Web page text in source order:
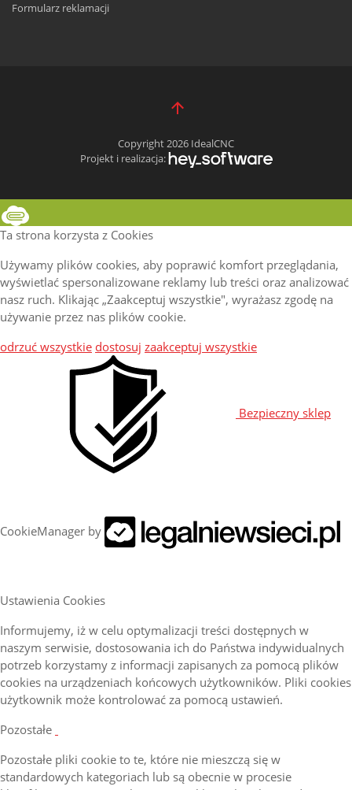
Formularz reklamacji
Copyright 2026 IdealCNC
Projekt i realizacja:
Ta strona korzysta z Cookies
Używamy plików cookies, aby poprawić komfort przeglądania,
wyświetlać spersonalizowane reklamy lub treści oraz analizować
nasz ruch. Klikając „Zaakceptuj wszystkie", wyrażasz zgodę na
używanie przez nas plików cookie.
odrzuć wszystkie dostosuj zaakceptuj wszystkie
Bezpieczny sklep
CookieManager by
Ustawienia Cookies
Informujemy, iż w celu optymalizacji treści dostępnych w
naszym serwisie, dostosowania ich do Państwa indywidualnych
potrzeb korzystamy z informacji zapisanych za pomocą plików
cookies na urządzeniach końcowych użytkowników. Pliki cookies
użytkownik może kontrolować za pomocą ustawień.
Pozostałe
Pozostałe pliki cookie to te, które nie mieszczą się w
standardowych kategoriach lub są obecnie w procesie